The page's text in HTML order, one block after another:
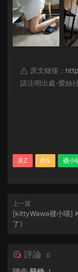
原文鏈接：
請注明出處-愛絲社
美Z 肉S 襪小
上一篇
[kittyWawa襪小喵]
了》
評論 0